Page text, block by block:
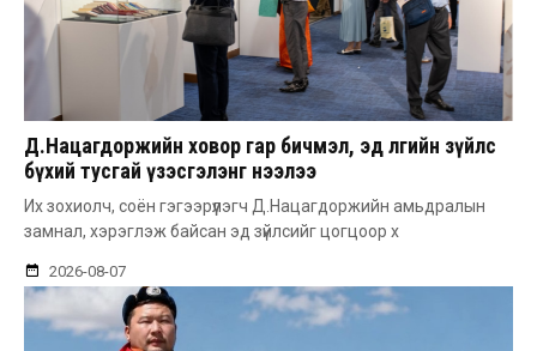
Д.Нацагдоржийн ховор гар бичмэл, эд өлгийн зүйлс
бүхий тусгай үзэсгэлэнг нээлээ
Их зохиолч, соён гэгээрүүлэгч Д.Нацагдоржийн амьдралын
замнал, хэрэглэж байсан эд зүйлсийг цогцоор х
2026-08-07